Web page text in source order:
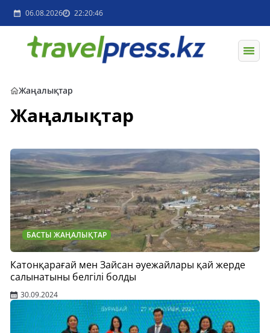
06.08.2026 22:20:46
Жаңалықтар
Жаңалықтар
БАСТЫ ЖАҢАЛЫҚТАР
Катонқарағай мен Зайсан әуежайлары қай жерде
салынатыны белгілі болды
30.09.2024